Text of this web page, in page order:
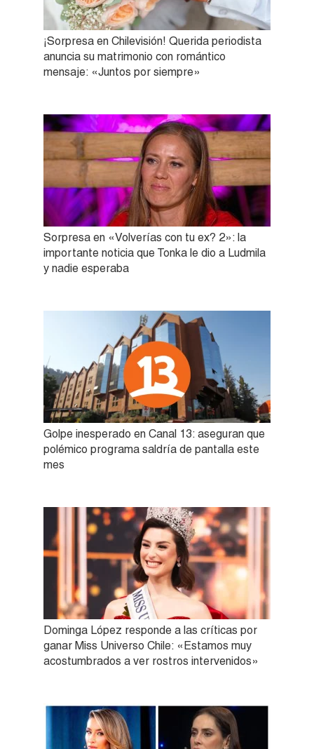
¡Sorpresa en Chilevisión! Querida periodista
anuncia su matrimonio con romántico
mensaje: «Juntos por siempre»
Sorpresa en «Volverías con tu ex? 2»: la
importante noticia que Tonka le dio a Ludmila
y nadie esperaba
Golpe inesperado en Canal 13: aseguran que
polémico programa saldría de pantalla este
mes
Dominga López responde a las críticas por
ganar Miss Universo Chile: «Estamos muy
acostumbrados a ver rostros intervenidos»